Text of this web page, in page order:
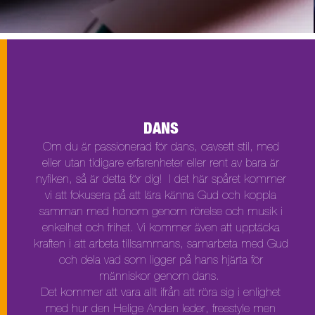
DANS
Om du är passionerad för dans, oavsett stil, med
eller utan tidigare erfarenheter eller rent av bara är
nyfiken, så är detta för dig! I det här spåret kommer
vi att fokusera på att lära känna Gud och koppla
samman med honom genom rörelse och musik i
enkelhet och frihet. Vi kommer även att upptäcka
kraften i att arbeta tillsammans, samarbeta med Gud
och dela vad som ligger på hans hjärta för
människor genom dans.
Det kommer att vara allt ifrån att röra sig i enlighet
med hur den Helige Anden leder, freestyle men